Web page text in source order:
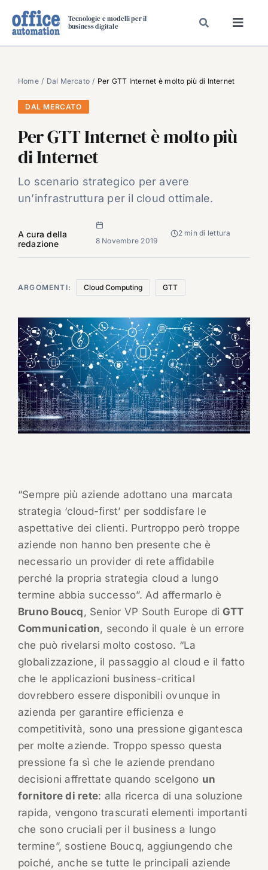
Tecnologie e modelli per il
business digitale
SPECIAL PAPER
TAVOLE ROTONDE DI REDAZIONE
CARRIERE
VIDEO
EVENTI
Home Dal Mercato Per GTT Internet è molto più di Internet
DAL MERCATO
Per GTT Internet è molto più
di Internet
Lo scenario strategico per avere
un’infrastruttura per il cloud ottimale.
A cura della
redazione
8 Novembre 2019
2 min di lettura
ARGOMENTI: Cloud Computing GTT
“Sempre più aziende adottano una marcata
strategia ‘cloud-first’ per soddisfare le
aspettative dei clienti. Purtroppo però troppe
aziende non hanno ben presente che è
necessario un provider di rete affidabile
perché la propria strategia cloud a lungo
termine abbia successo”. Ad affermarlo è
Bruno Boucq, Senior VP South Europe diGTT
Communication, secondo il quale è un errore
che può rivelarsi molto costoso. “La
globalizzazione, il passaggio al cloud e il fatto
che le applicazioni business-critical
dovrebbero essere disponibili ovunque in
azienda per garantire efficienza e
competitività, sono una pressione gigantesca
per molte aziende. Troppo spesso questa
pressione fa sì che le aziende prendano
decisioni affrettate quando scelgono un
fornitore di rete: alla ricerca di una soluzione
rapida, vengono trascurati elementi importanti
che sono cruciali per il business a lungo
termine”, sostiene Boucq, aggiungendo che
poiché, anche se tutte le principali aziende